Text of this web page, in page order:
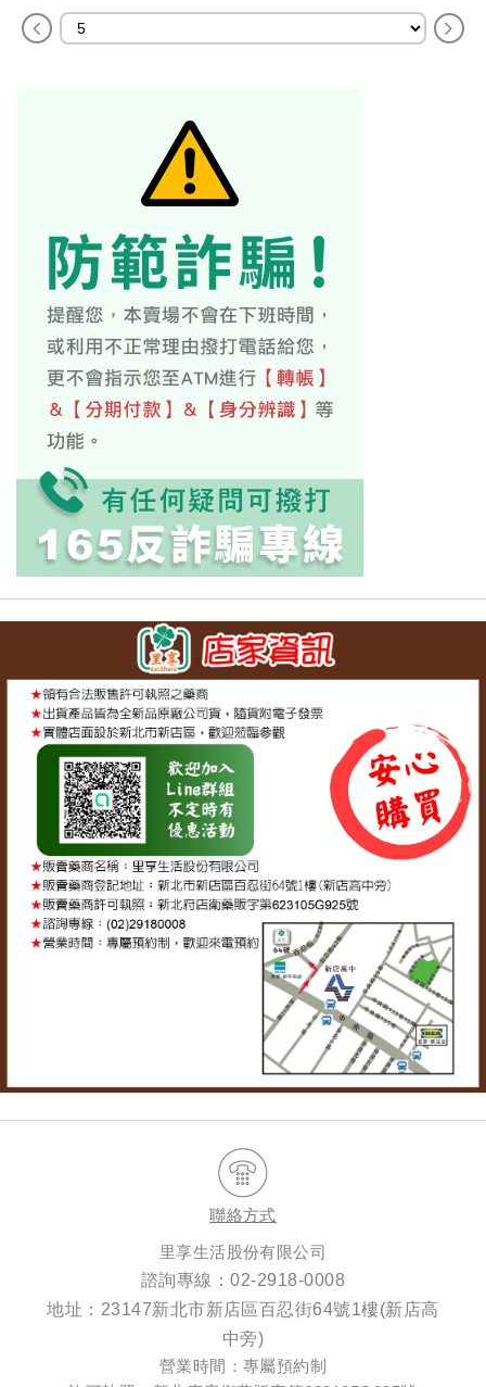
聯絡方式
里享生活股份有限公司
諮詢專線：02-2918-0008
地址：23147新北市新店區百忍街64號1樓(新店高
中旁)
營業時間：專屬預約制